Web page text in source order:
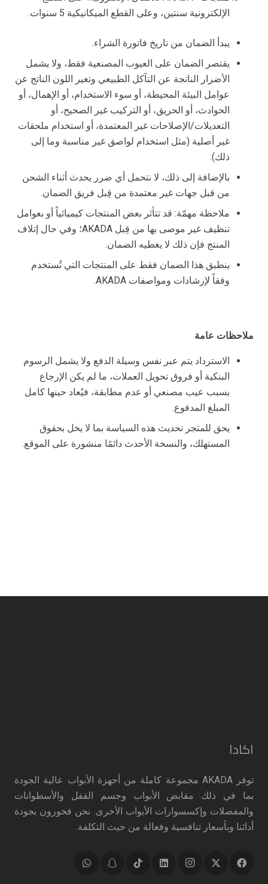
الإلكترونية سنتين، وعلى القطع الميكانيكية 5 سنوات.
يبدأ الضمان من تاريخ فاتورة الشراء.
يقتصر الضمان على العيوب المصنعية فقط، ولا يشمل
الأضرار الناتجة عن التآكل الطبيعي وتغير اللون الناتج عن
عوامل البيئة المحيطة، أو سوء الاستخدام، أو الإهمال، أو
الحوادث، أو الحريق، أو التركيب غير الصحيح، أو
التعديلات/الإصلاحات غير المعتمدة، أو استخدام ملحقات
غير أصلية (مثل استخدام لواصق غير مناسبة وما إلى
ذلك).
بالإضافة إلى ذلك، لا نتحمل أي ضرر يحدث أثناء الشحن
من قبل جهات غير معتمدة من قِبل فريق الضمان.
ملاحظة مهمّة: قد تتأثر بعض المنتجات كيميائياً أو بعوامل
تنظيف غير موصى بها من قِبل AKADA؛ وفي حال إتلاف
المنتج فإن ذلك لا يغطيه الضمان.
ينطبق هذا الضمان فقط على المنتجات التي تُستخدم
وفقاً لإرشادات ومواصفات AKADA.
ملاحظات عامة
الاسترداد يتم عبر نفس وسيلة الدفع ولا يشمل الرسوم
البنكية أو فروق تحويل العملات، ما لم يكن الإرجاع
بسبب عيب مصنعي أو عدم مطابقة، فيُعاد حينها كامل
المبلغ المدفوع.
يحق للمتجر تحديث هذه السياسة بما لا يخل بحقوق
المستهلك، والنسخة الأحدث دائمًا منشورة على الموقع.
اكادا
توفر AKADA مجموعة كاملة من أجهزة الأبواب عالية الجودة
بما في ذلك مقابض الأبواب وجسم القفل والأسطوانات
والمفصلات وإكسسوارات الأبواب الأخرى. نحن فخورون بجودة
أدائنا وبأسعار تنافسية وفعالة من حيث التكلفة.